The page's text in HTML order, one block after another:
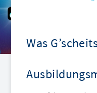
Wenn
Ausbildenden davon.